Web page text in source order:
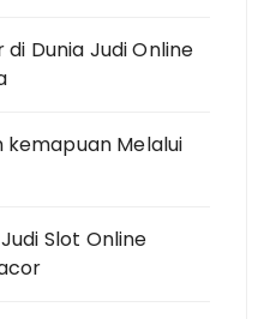
Dunia Judi Online
Melalui
Slot Online